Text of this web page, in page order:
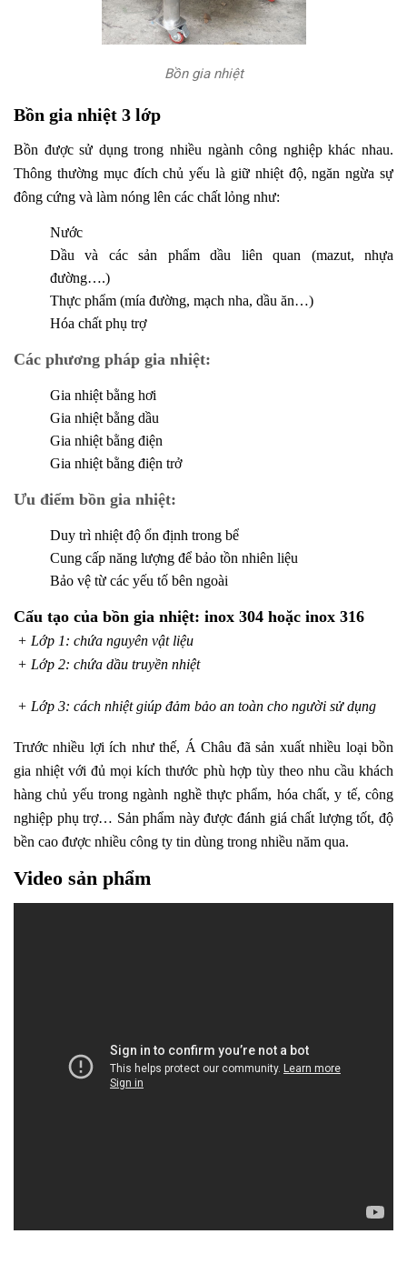
Bồn gia nhiệt
Bồn gia nhiệt 3 lớp
Bồn được sử dụng trong nhiều ngành công nghiệp khác nhau.
Thông thường mục đích chủ yếu là giữ nhiệt độ, ngăn ngừa sự
đông cứng và làm nóng lên các chất lỏng như:
Nước
Dầu và các sản phẩm dầu liên quan (mazut, nhựa
đường….)
Thực phẩm (mía đường, mạch nha, dầu ăn…)
Hóa chất phụ trợ
Các phương pháp gia nhiệt:
Gia nhiệt bằng hơi
Gia nhiệt bằng dầu
Gia nhiệt bằng điện
Gia nhiệt bằng điện trở
Ưu điểm bồn gia nhiệt:
Duy trì nhiệt độ ổn định trong bể
Cung cấp năng lượng để bảo tồn nhiên liệu
Bảo vệ từ các yếu tố bên ngoài
Cấu tạo của bồn gia nhiệt: inox 304 hoặc inox 316
+ Lớp 1: chứa nguyên vật liệu
+ Lớp 2: chứa dầu truyền nhiệt
+ Lớp 3: cách nhiệt giúp đảm bảo an toàn cho người sử dụng
Trước nhiều lợi ích như thế, Á Châu đã sản xuất nhiều loại bồn
gia nhiệt với đủ mọi kích thước phù hợp tùy theo nhu cầu khách
hàng chủ yếu trong ngành nghề thực phẩm, hóa chất, y tế, công
nghiệp phụ trợ… Sản phẩm này được đánh giá chất lượng tốt, độ
bền cao được nhiều công ty tin dùng trong nhiều năm qua.
Video sản phẩm